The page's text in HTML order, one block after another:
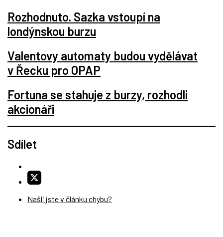
Rozhodnuto. Sazka vstoupí na
londýnskou burzu
Valentovy automaty budou vydělávat
v Řecku pro OPAP
Fortuna se stahuje z burzy, rozhodli
akcionáři
Sdílet
Našli jste v článku chybu?